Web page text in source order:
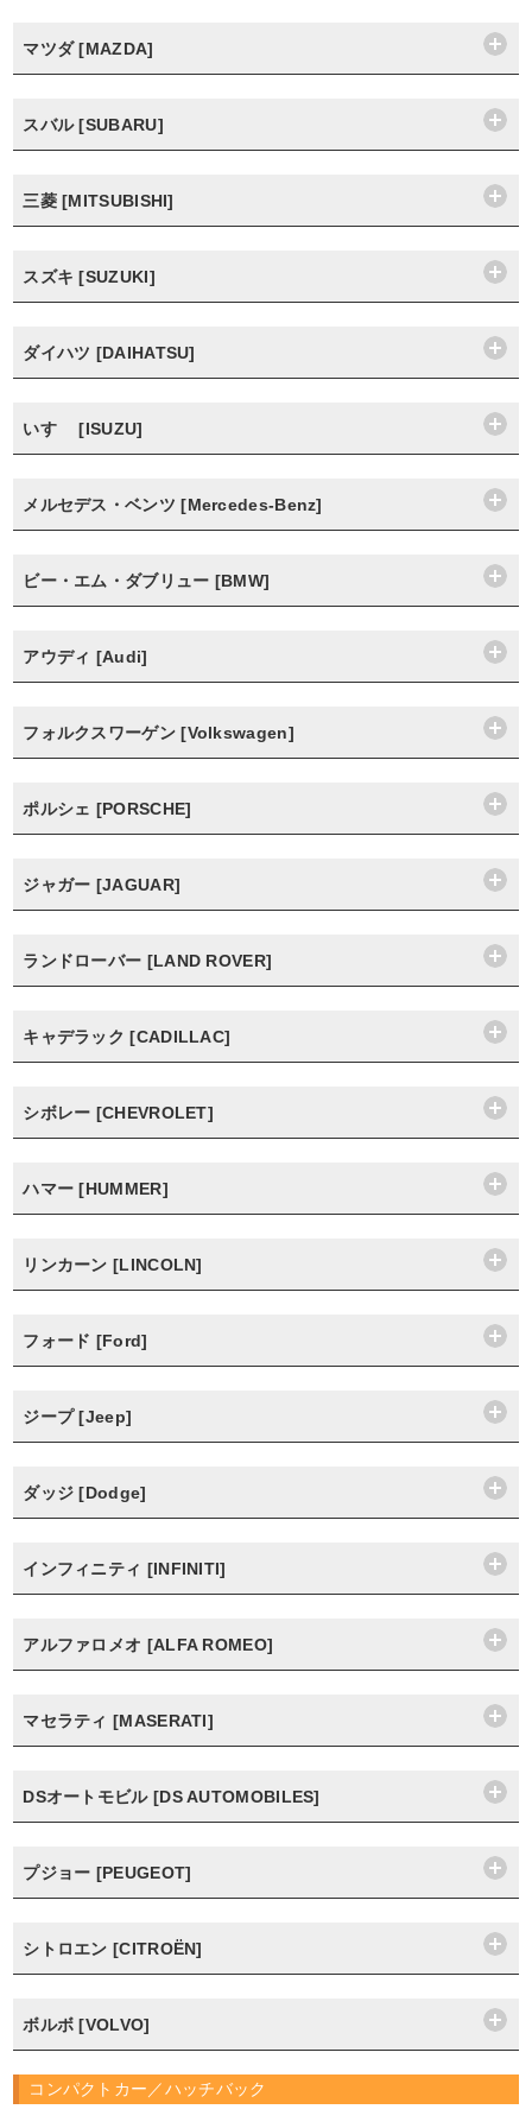
マツダ [MAZDA]
スバル [SUBARU]
三菱 [MITSUBISHI]
スズキ [SUZUKI]
ダイハツ [DAIHATSU]
いすゞ [ISUZU]
メルセデス・ベンツ [Mercedes-Benz]
ビー・エム・ダブリュー [BMW]
アウディ [Audi]
フォルクスワーゲン [Volkswagen]
ポルシェ [PORSCHE]
ジャガー [JAGUAR]
ランドローバー [LAND ROVER]
キャデラック [CADILLAC]
シボレー [CHEVROLET]
ハマー [HUMMER]
リンカーン [LINCOLN]
フォード [Ford]
ジープ [Jeep]
ダッジ [Dodge]
インフィニティ [INFINITI]
アルファロメオ [ALFA ROMEO]
マセラティ [MASERATI]
DSオートモビル [DS AUTOMOBILES]
プジョー [PEUGEOT]
シトロエン [CITROËN]
ボルボ [VOLVO]
コンパクトカー／ハッチバック